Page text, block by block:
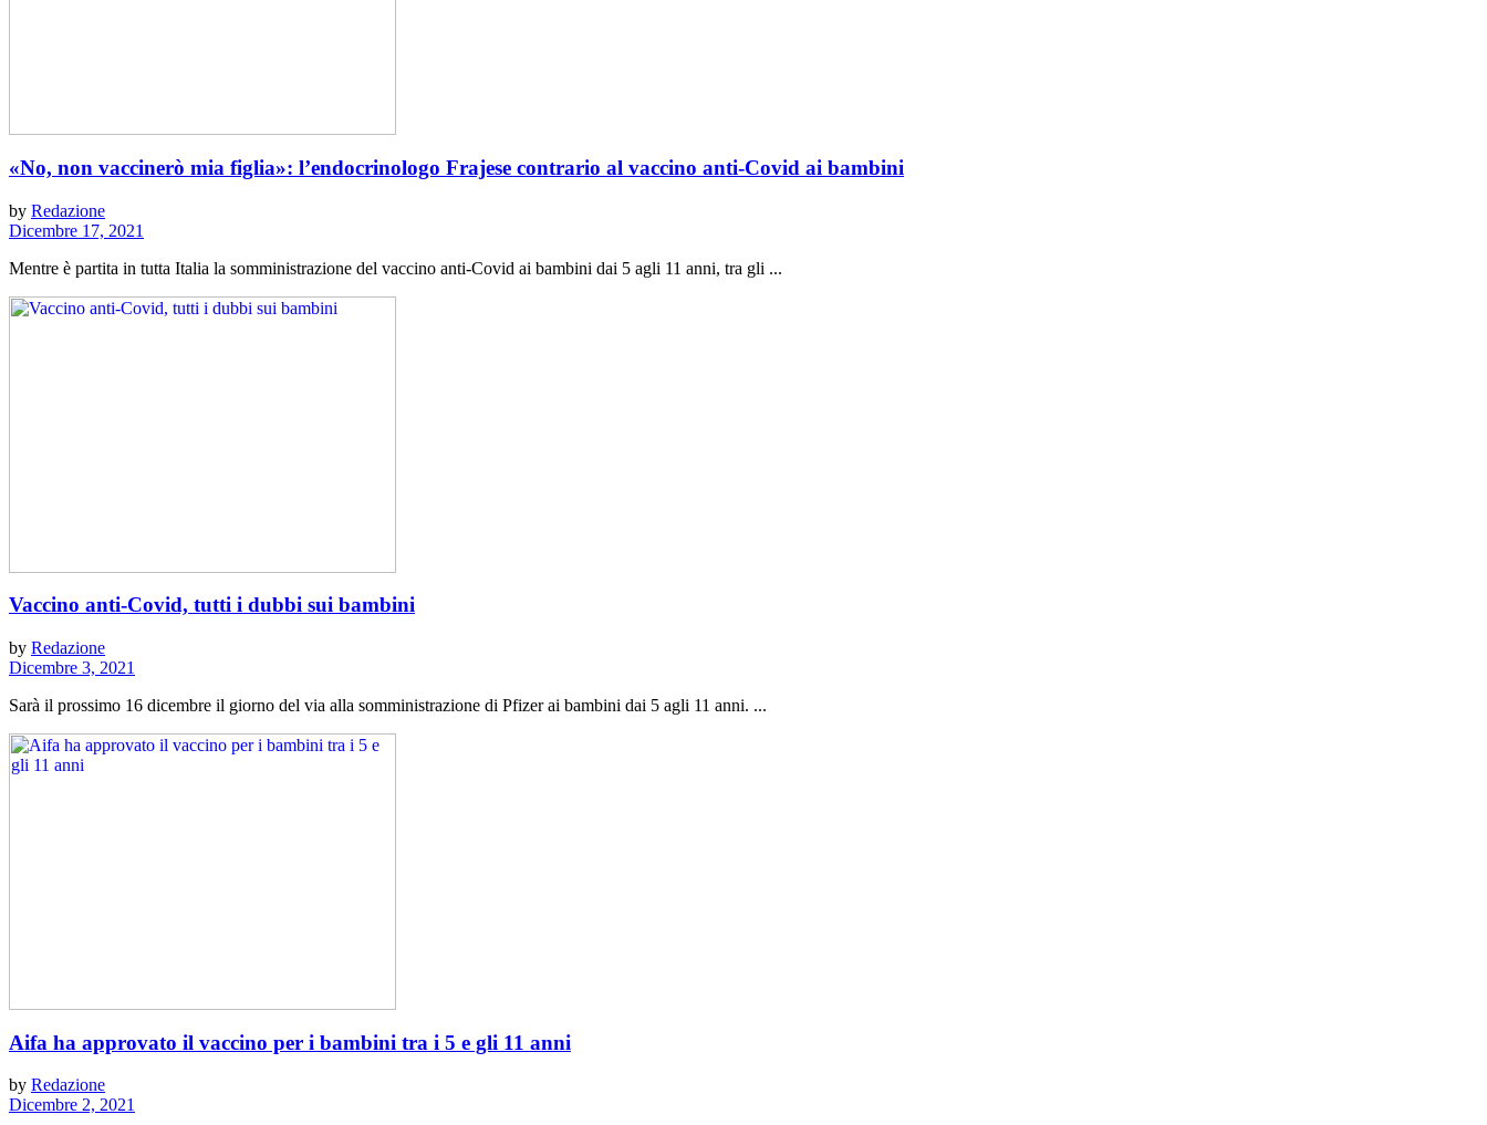
«No, non vaccinerò mia figlia»: l’endocrinologo Frajese contrario al vaccino anti-Covid ai bambini
by Redazione
Dicembre 17, 2021
Mentre è partita in tutta Italia la somministrazione del vaccino anti-Covid ai bambini dai 5 agli 11 anni, tra gli ...
Vaccino anti-Covid, tutti i dubbi sui bambini
by Redazione
Dicembre 3, 2021
Sarà il prossimo 16 dicembre il giorno del via alla somministrazione di Pfizer ai bambini dai 5 agli 11 anni. ...
Aifa ha approvato il vaccino per i bambini tra i 5 e gli 11 anni
by Redazione
Dicembre 2, 2021